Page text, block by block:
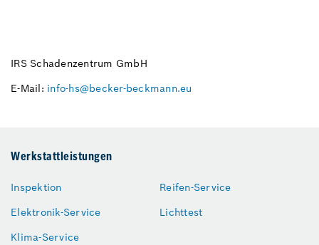
IRS Schadenzentrum GmbH
E-Mail: info-hs@becker-beckmann.eu
Werkstattleistungen
Inspektion
Elektronik-Service
Klima-Service
Reifen-Service
Lichttest